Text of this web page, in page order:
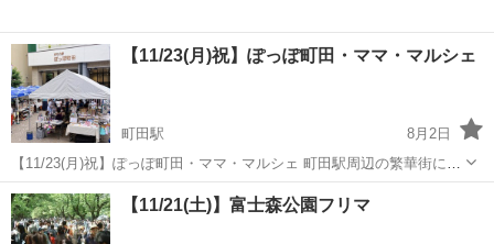
【11/23(月)祝】ぽっぽ町田・ママ・マルシェ
町田駅
8月2日
【11/23(月)祝】ぽっぽ町田・ママ・マルシェ 町田駅周辺の繁華街に位
置する「ぽっぽ町田」にて「ママ・マルシェ」開催♪ ママと子どもた
ちが一緒に「楽しい！」を体験して頂く「ママ・マルシェ」は、ママ
のためのマルシ...
東京 町田市 フリーマーケット
【11/21(土)】富士森公園フリマ